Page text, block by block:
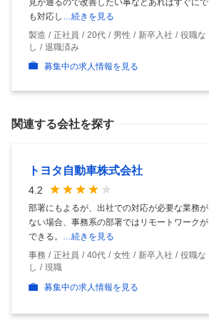
も対応し
…続きを見る
製造
正社員 20代 男性 新卒入社
役職な
し
退職済み
募集中の求人情報を見る
関連する会社を探す
トヨタ自動車株式会社
4.2
部署にもよるが、出社での対応が必要な業務が
ない場合、事務系の部署ではリモートワークが
できる。
…続きを見る
事務
正社員 40代 女性 新卒入社
役職な
し
現職
募集中の求人情報を見る